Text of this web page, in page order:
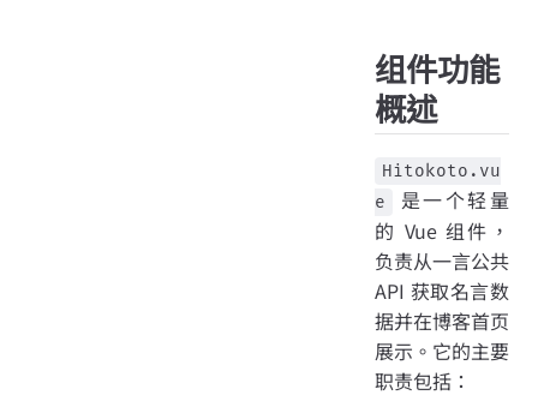
组件功能
概述
Hitokoto.vu
e
是一个轻量
的 Vue 组件，
负责从一言公共
API 获取名言数
据并在博客首页
展示。它的主要
职责包括：